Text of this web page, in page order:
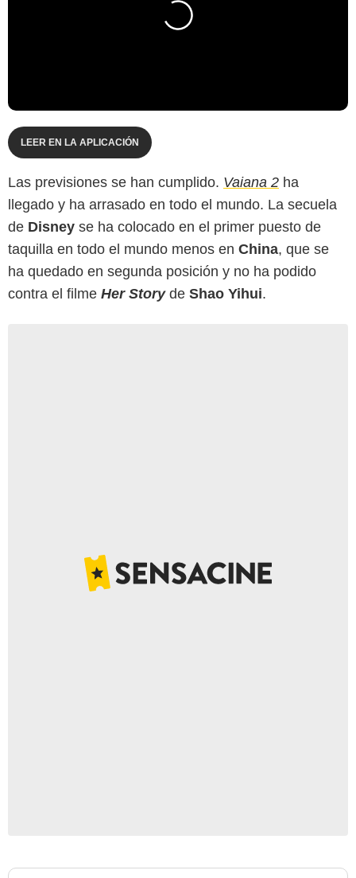
LEER EN LA APLICACIÓN
Las previsiones se han cumplido. Vaiana 2 ha
llegado y ha arrasado en todo el mundo. La secuela
de Disney se ha colocado en el primer puesto de
taquilla en todo el mundo menos en China, que se
ha quedado en segunda posición y no ha podido
contra el filme Her Storyde Shao Yihui.